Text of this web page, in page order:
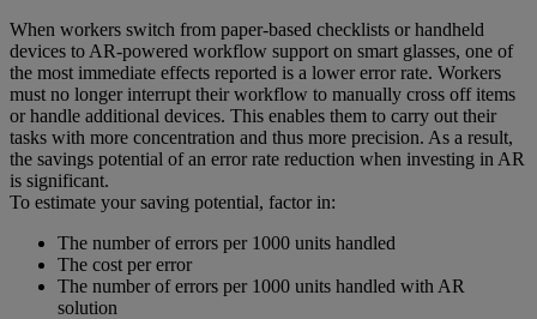
When workers switch from paper-based checklists or handheld
devices to AR-powered workflow support on smart glasses, one of
the most immediate effects reported is a lower error rate. Workers
must no longer interrupt their workflow to manually cross off items
or handle additional devices. This enables them to carry out their
tasks with more concentration and thus more precision. As a result,
the savings potential of an error rate reduction when investing in AR
is significant.
To estimate your saving potential, factor in:
The number of errors per 1000 units handled
The cost per error
The number of errors per 1000 units handled with AR
solution